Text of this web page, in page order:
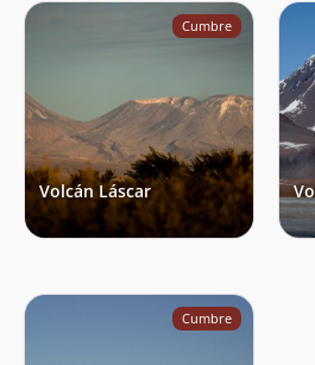
Cumbre
Volcán Láscar
Cumbre